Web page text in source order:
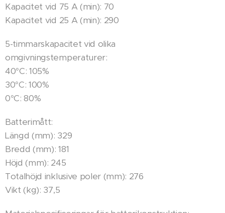
Kapacitet vid 75 A (min): 70
Kapacitet vid 25 A (min): 290
5-timmarskapacitet vid olika
omgivningstemperaturer:
40°C: 105%
30°C: 100%
0°C: 80%
Batterimått:
Längd (mm): 329
Bredd (mm): 181
Höjd (mm): 245
Totalhöjd inklusive poler (mm): 276
Vikt (kg): 37,5